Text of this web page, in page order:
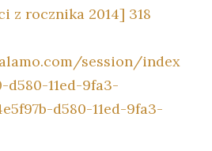
z rocznika 2014] 318
session/index
11ed-9fa3-
d580-11ed-9fa3-